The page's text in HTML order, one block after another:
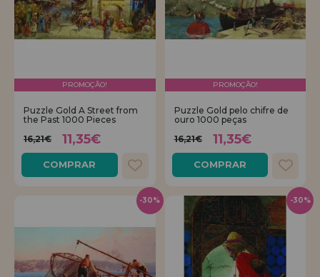
PROMOÇÃO!
Puzzle Gold A Street from
the Past 1000 Pieces
16,21€
11,35€
COMPRAR
PROMOÇÃO!
Puzzle Gold pelo chifre de
ouro 1000 peças
16,21€
11,35€
COMPRAR
-30% -30%